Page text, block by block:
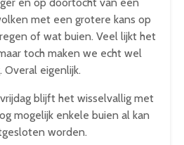
met een grotere kans op
of wat buien. Veel lijkt het
toch maken we echt wel
Overal eigenlijk.
blijft het wisselvallig met
mogelijk enkele buien al kan
worden.